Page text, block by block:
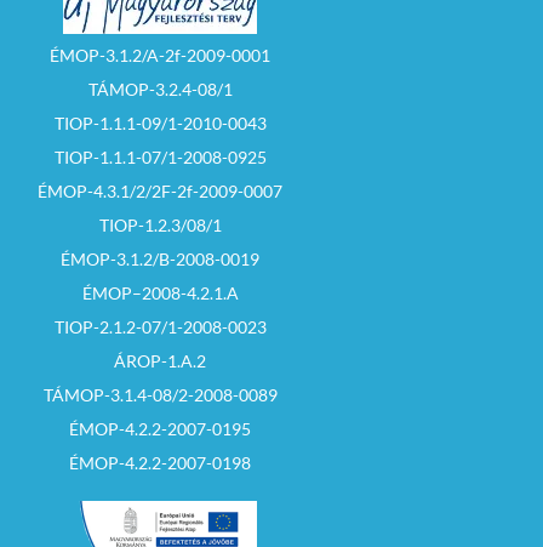
ÉMOP-3.1.2/A-2f-2009-0001
TÁMOP-3.2.4-08/1
TIOP-1.1.1-09/1-2010-0043
TIOP-1.1.1-07/1-2008-0925
ÉMOP-4.3.1/2/2F-2f-2009-0007
TIOP-1.2.3/08/1
ÉMOP-3.1.2/B-2008-0019
ÉMOP–2008-4.2.1.A
TIOP-2.1.2-07/1-2008-0023
ÁROP-1.A.2
TÁMOP-3.1.4-08/2-2008-0089
ÉMOP-4.2.2-2007-0195
ÉMOP-4.2.2-2007-0198